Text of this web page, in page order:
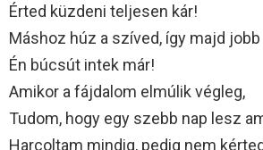
Érted küzdeni teljesen kár!
Máshoz húz a szíved, így majd
Én búcsút intek már!
Amikor a fájdalom elmúlik végleg,
Tudom, hogy egy szebb nap lesz
Harcoltam mindig, pedig nem